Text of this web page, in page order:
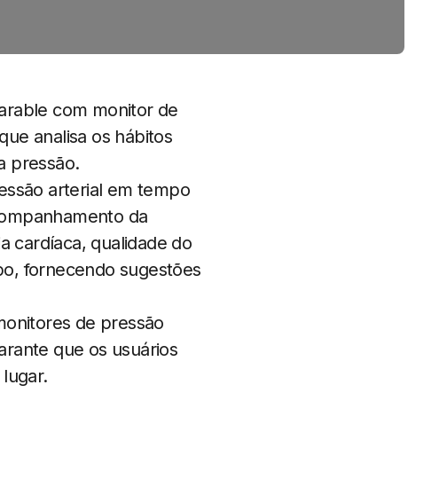
com monitor de
analisa os hábitos
pressão.
arterial em tempo
da
cardíaca, qualidade do
fornecendo sugestões
de pressão
que os usuários